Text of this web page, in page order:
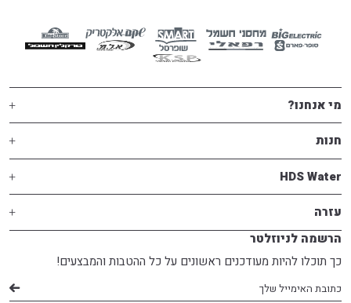
הרשמה לניוזלטר
כך תוכלו להיות מעודכנים ראשונים על כל ההטבות והמבצעים!
דוא׳׳ל
מי אנחנו?
חנות
HDS Water
עזרה